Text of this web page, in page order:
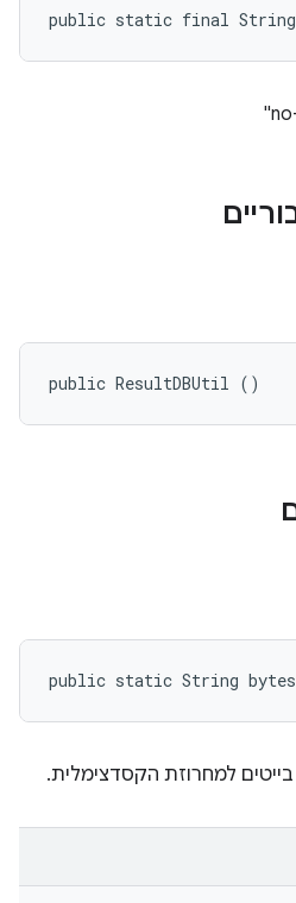
public static final String
public ResultDBUtil ()
public static String
למחרוזת הקסדצימלית.